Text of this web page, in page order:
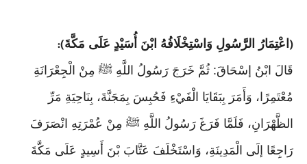
( اعْتِمَارُ الرَّسُولِ وَاسْتِخْلَافُهُ ابْنَ أُسَيْدٍ عَلَى مَكَّةَ):
قَالَ ابْنُ إسْحَاقَ: ثُمَّ خَرَجَ رَسُولُ اللَّهِ ﷺ مِنْ الْجِعْرَانَةِ
مُعْتَمِرًا، وَأَمَرَ بِبَقَايَا الْفَيْءِ فَحُبِسَ بِمَجَنَّةَ، بِنَاحِيَةِ مَرِّ
الظَّهْرَانِ، فَلَمَّا فَرَغَ رَسُولُ اللَّهِ ﷺ مِنْ عُمْرَتِهِ انْصَرَفَ
رَاجِعًا إلَى الْمَدِينَةِ، وَاسْتَخْلَفَ عَتَّابَ بْنَ أَسِيدٍ عَلَى مَكَّةَ